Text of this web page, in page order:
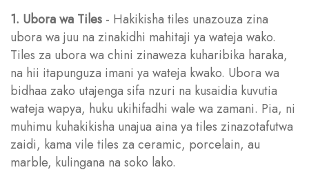
1. Ubora wa Tiles - Hakikisha tiles unazouza zina
ubora wa juu na zinakidhi mahitaji ya wateja wako.
Tiles za ubora wa chini zinaweza kuharibika haraka,
na hii itapunguza imani ya wateja kwako. Ubora wa
bidhaa zako utajenga sifa nzuri na kusaidia kuvutia
wateja wapya, huku ukihifadhi wale wa zamani. Pia, ni
muhimu kuhakikisha unajua aina ya tiles zinazotafutwa
zaidi, kama vile tiles za ceramic, porcelain, au
marble, kulingana na soko lako.